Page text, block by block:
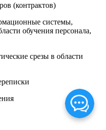
(контрактов)
системы,
обучения персонала,
срезы в области